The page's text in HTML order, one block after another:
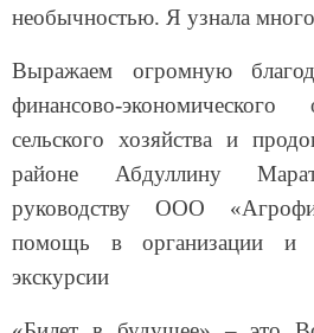
необычностью. Я узнала
Выражаем огромную
финансово-
сельского хозяйства и
районе Абдуллину
руководству ООО
помощь в организации и
экскурсии